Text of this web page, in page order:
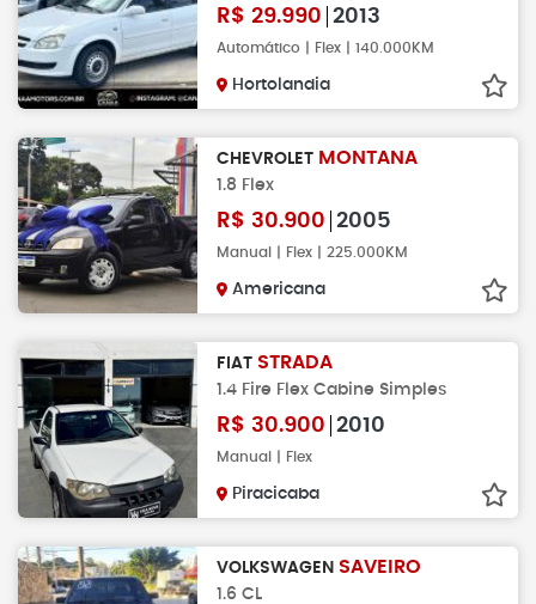
R$ 29.990 2013
Automático | Flex | 140.000KM
Hortolandia
CHEVROLET MONTANA
1.8 Flex
R$ 30.900 2005
Manual | Flex | 225.000KM
Americana
FIAT STRADA
1.4 Fire Flex Cabine Simples
R$ 30.900 2010
Manual | Flex
Piracicaba
VOLKSWAGEN SAVEIRO
1.6 CL